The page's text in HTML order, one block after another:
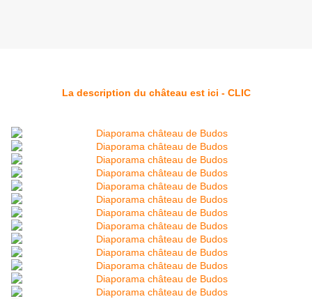
La description du château est ici - CLIC